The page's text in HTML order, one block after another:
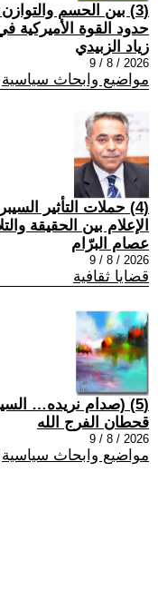
حدود القوة الأميركية
زياد الزبيدي
2026 / 8 / 9
مواضيع وابحاث سياسية
(4) حملات التأثير
الإعلام بين الحقيقة
عصام البرّام
2026 / 8 / 9
قضايا ثقافية
(5) (صدام نريده… السيد خلّ يتكتر)
قحطان الفرج الله
2026 / 8 / 9
مواضيع وابحاث سياسية